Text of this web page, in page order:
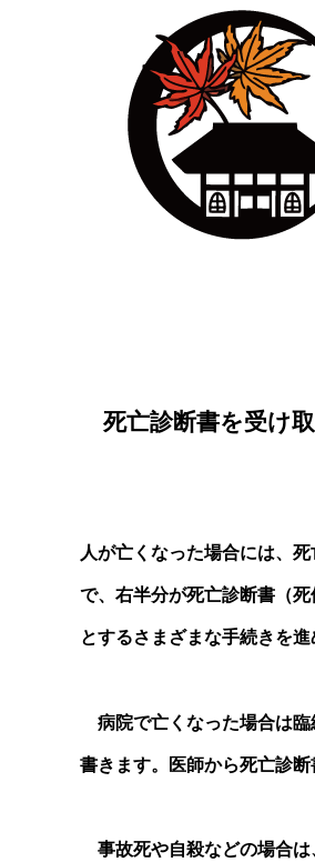
死亡診断書を受け
人が亡くなった場合には、
で、右半分が死亡診断書（
とするさまざまな手続きを
病院で亡くなった場合は臨
書きます。医師から死亡診
事故死や自殺などの場合は